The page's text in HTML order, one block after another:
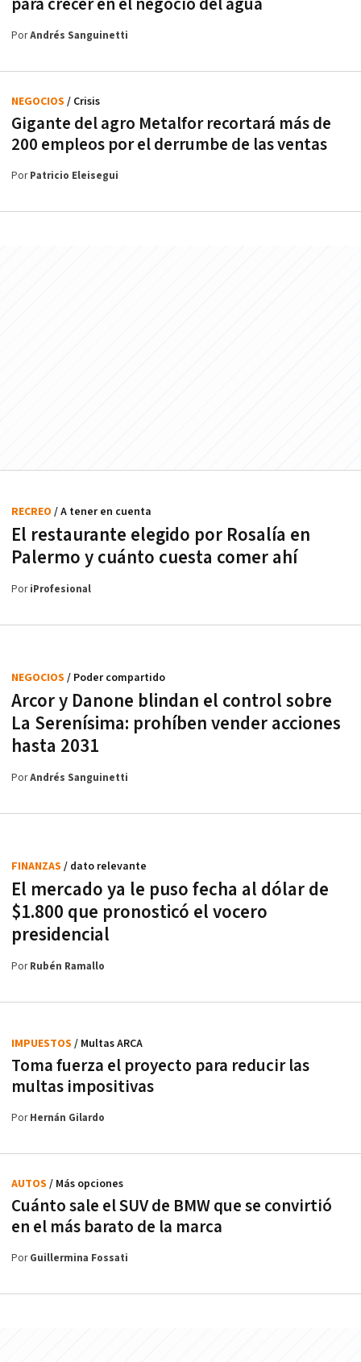
para crecer en el negocio del agua
PorAndrés Sanguinetti
Gigante del agro Metalfor recortará más de
200 empleos por el derrumbe de las ventas
NEGOCIOS / Crisis
PorPatricio Eleisegui
El restaurante elegido por Rosalía en
Palermo y cuánto cuesta comer ahí
RECREO / A tener en cuenta
PoriProfesional
Arcor y Danone blindan el control sobre
La Serenísima: prohíben vender acciones
hasta 2031
NEGOCIOS / Poder compartido
PorAndrés Sanguinetti
El mercado ya le puso fecha al dólar de
$1.800 que pronosticó el vocero
presidencial
FINANZAS / dato relevante
PorRubén Ramallo
Toma fuerza el proyecto para reducir las
multas impositivas
IMPUESTOS / Multas ARCA
PorHernán Gilardo
Cuánto sale el SUV de BMW que se convirtió
en el más barato de la marca
AUTOS / Más opciones
PorGuillermina Fossati